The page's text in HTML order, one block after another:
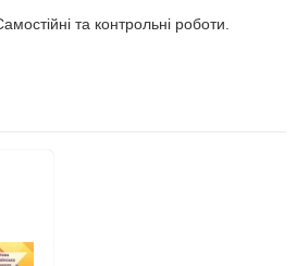
та контрольні роботи.